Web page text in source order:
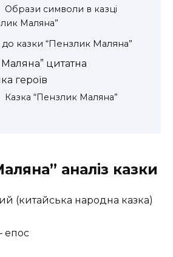
Образи символи в казці
Маляна”
казки “Пензлик Маляна”
цитатна
героїв
Казка “Пензлик Маляна”
аналіз казки
(китайська народна казка)
епос